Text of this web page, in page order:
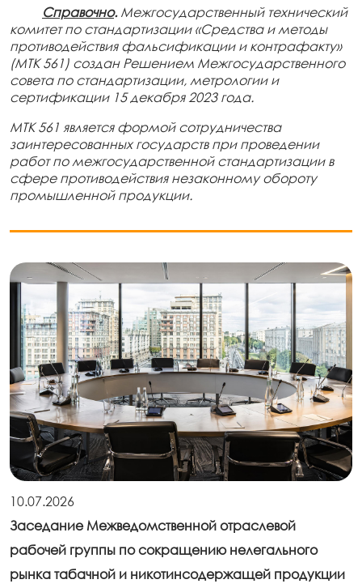
Справочно.Межгосударственный технический
комитет по стандартизации «Средства и методы
противодействия фальсификации и контрафакту»
(МТК 561) создан Решением Межгосударственного
совета по стандартизации, метрологии и
сертификации 15 декабря 2023 года.
МТК 561 является формой сотрудничества
заинтересованных государств при проведении
работ по межгосударственной стандартизации в
сфере противодействия незаконному обороту
промышленной продукции.
10.07.2026
Заседание Межведомственной отраслевой
рабочей группы по сокращению нелегального
рынка табачной и никотинсодержащей продукции